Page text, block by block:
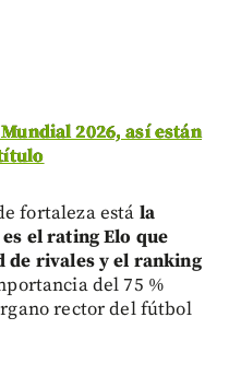
2026, así están
fortaleza está la
el rating Elo que
rivales y el ranking
del 75 %
rector del fútbol